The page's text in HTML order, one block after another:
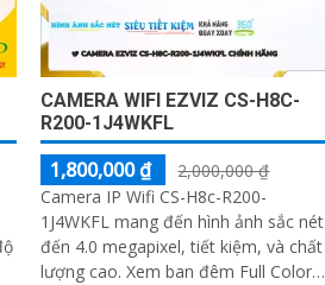
âm thanh to rõ
CAMERA WIFI EZVIZ CS-H8C-
R200-1J4WKFL
1,800,000 ₫
2,000,000 ₫
Camera IP Wifi CS-H8c-R200-
1J4WKFL mang đến hình ảnh sắc nét
đến 4.0 megapixel, tiết kiệm, và chất
lượng cao. Xem ban đêm Full Color